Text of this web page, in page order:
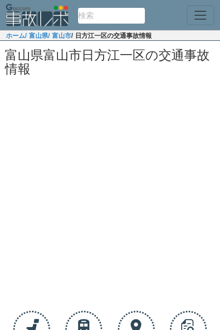
ホーム/ 富山県/ 富山市/ 日方江一区の交通事故情報
富山県富山市日方江一区の交通事故
情報